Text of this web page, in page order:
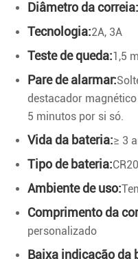
Diâmetro da correia:
Tecnologia:2A, 3A
Teste de queda:1,5
Pare de alarmar:
destacador
5 minutos por si só.
Vida da bateria:≥ 3
Tipo de bateria:
Ambiente de uso:
Comprimento da
personalizado
Baixa indicação da